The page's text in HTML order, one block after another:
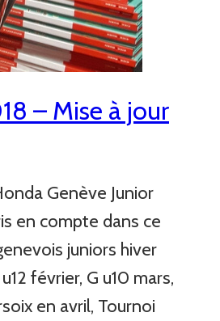
– Mise à jour
Genève Junior
en compte dans ce
juniors hiver
février, G u10 mars,
en avril, Tournoi